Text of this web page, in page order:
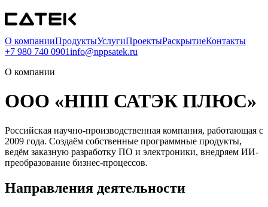
О компанииПродуктыУслугиПроектыРаскрытиеКонтакты
+7 980 740 0901info@nppsatek.ru
О компании
ООО «НПП САТЭК ПЛЮС»
Российская научно-производственная компания, работающая с
2009 года. Создаём собственные программные продукты,
ведём заказную разработку ПО и электроники, внедряем ИИ-
преобразование бизнес-процессов.
Направления деятельности